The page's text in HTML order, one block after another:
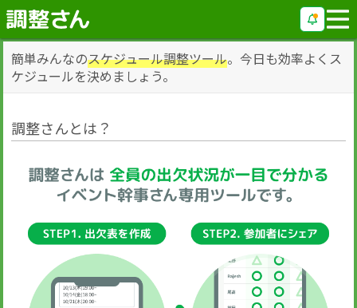
簡単みんなのスケジュール調整ツール。今日も効率よくス
ケジュールを決めましょう。
調整さんとは？